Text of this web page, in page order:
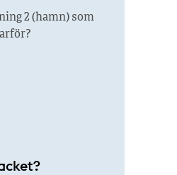
2 (hamn) som